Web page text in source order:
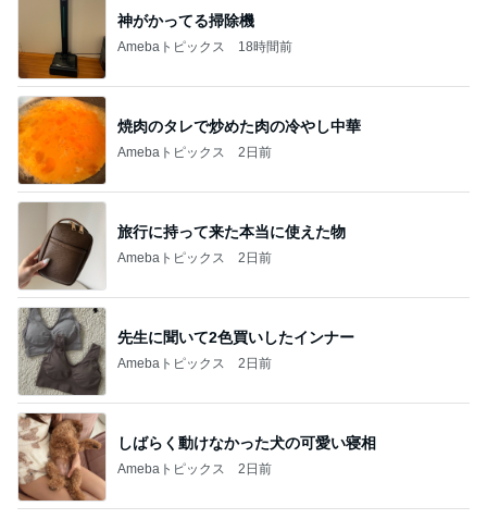
神がかってる掃除機
Amebaトピックス 18時間前
焼肉のタレで炒めた肉の冷やし中華
Amebaトピックス 2日前
旅行に持って来た本当に使えた物
Amebaトピックス 2日前
先生に聞いて2色買いしたインナー
Amebaトピックス 2日前
しばらく動けなかった犬の可愛い寝相
Amebaトピックス 2日前